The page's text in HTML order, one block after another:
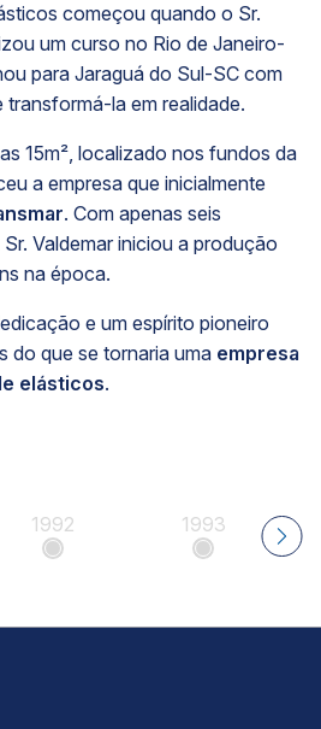
começou quando o Sr.
um curso no Rio de Janeiro-
para Jaraguá do Sul-SC com
transformá-la em realidade.
15m², localizado nos fundos da
a empresa que inicialmente
. Com apenas seis
Valdemar iniciou a produção
na época.
e um espírito pioneiro
do que se tornaria uma empresa
elásticos.
1992 1993